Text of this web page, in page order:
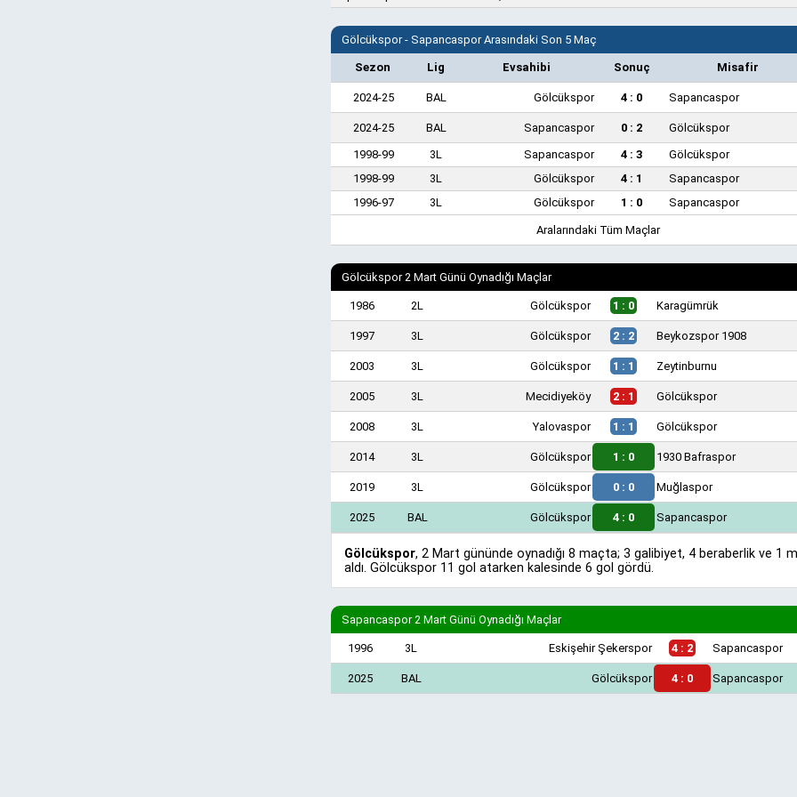
Gölcükspor - Sapancaspor Arasındaki Son 5 Maç
Sezon Lig Evsahibi Sonuç Misafir
2024-25 BAL Gölcükspor 4 : 0 Sapancaspor
2024-25 BAL Sapancaspor 0 : 2
Gölcükspor
1998-99
3L Sapancaspor 4 : 3
Gölcükspor
1998-99
3L Gölcükspor 4 : 1
Sapancaspor
1996-97
3L Gölcükspor 1 : 0 Sapancaspor
Aralarındaki Tüm Maçlar
Gölcükspor 2 Mart Günü Oynadığı Maçlar
1986 2L Gölcükspor 1 : 0 Karagümrük
1997 3L Gölcükspor 2 : 2 Beykozspor 1908
2003 3L Gölcükspor 1 : 1 Zeytinburnu
2005 3L Mecidiyeköy 2 : 1 Gölcükspor
2008 3L Yalovaspor 1 : 1 Gölcükspor
2014 3L Gölcükspor 1 : 0 1930 Bafraspor
2019 3L Gölcükspor 0 : 0 Muğlaspor
2025 BAL Gölcükspor 4 : 0 Sapancaspor
Gölcükspor, 2 Mart gününde oynadığı 8 maçta; 3 galibiyet, 4 beraberlik ve 1
aldı. Gölcükspor 11 gol atarken kalesinde 6 gol gördü.
Sapancaspor 2 Mart Günü Oynadığı Maçlar
1996 3L Eskişehir Şekerspor 4 : 2 Sapancaspor
2025 BAL Gölcükspor 4 : 0 Sapancaspor